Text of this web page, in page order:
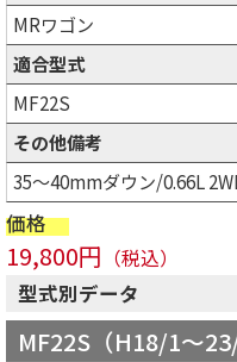
MRワゴン
適合型式
MF22S
その他備考
35～40mmダウン/0.66L
価格
19,800円 （税込）
型式別データ
MF22S（H18/1～23/